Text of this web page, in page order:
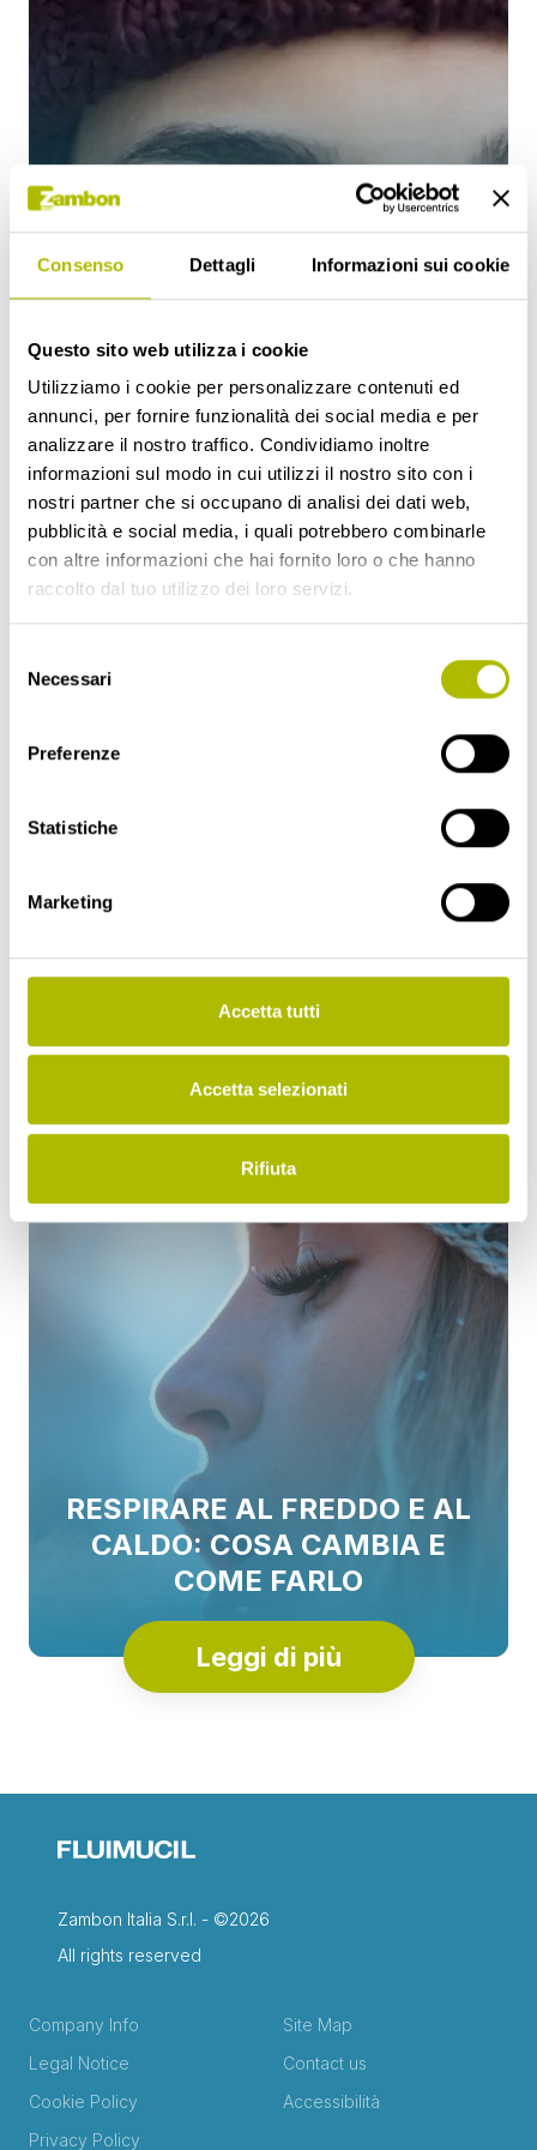
Consenso Dettagli Informazioni sui cookie
Questo sito web utilizza i cookie
Utilizziamo i cookie per personalizzare contenuti ed
annunci, per fornire funzionalità dei social media e per
analizzare il nostro traffico. Condividiamo inoltre
informazioni sul modo in cui utilizzi il nostro sito con i
nostri partner che si occupano di analisi dei dati web,
pubblicità e social media, i quali potrebbero combinarle
con altre informazioni che hai fornito loro o che hanno
raccolto dal tuo utilizzo dei loro servizi.
delNecessari
Preferenze
Statistiche
Marketing
Accetta tutti
Accetta selezionati
Rifiuta
COME PREVENIRE LA TOSSE
GRASSA
Leggi di più
TOSSE, CONOSCIAMOLA
MEGLIO
RESPIRARE AL FREDDO E AL
CALDO: COSA CAMBIA E
COME FARLO
Leggi di più
Zambon Italia S.r.l. - ©2026
All rights reserved
Company Info
Legal Notice
Cookie Policy
Privacy Policy
Site Map
Contact us
Accessibilità